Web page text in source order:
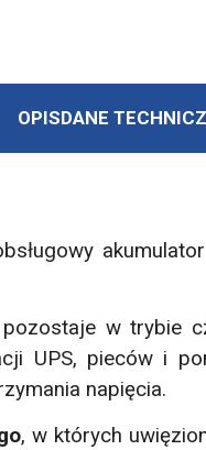
OPISDANE
w trybie
UPS, pieców i
napięcia.
, w których